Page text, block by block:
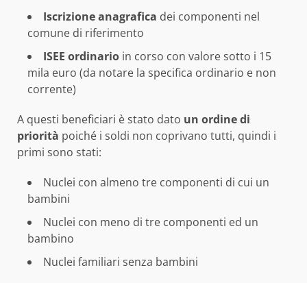
Iscrizione anagrafica dei componenti nel
comune di riferimento
ISEE ordinario in corso con valore sotto i 15
mila euro (da notare la specifica ordinario e non
corrente)
A questi beneficiari è stato dato un ordine di
priorità poiché i soldi non coprivano tutti, quindi i
primi sono stati:
Nuclei con almeno tre componenti di cui un
bambini
Nuclei con meno di tre componenti ed un
bambino
Nuclei familiari senza bambini